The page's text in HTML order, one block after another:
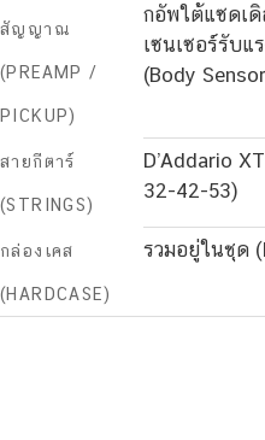
สัญญาณ
(PREAMP /
PICKUP)
กอัพใต้แซดเดิ
เซนเซอร์รับแ
(Body
สายกีตาร์
(STRINGS)
D’Addario
32-42-53)
กล่องเคส
(HARDCASE)
รวมอยู่ในชุด